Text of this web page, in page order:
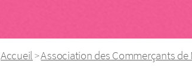
Accueil >Association des Commerçants